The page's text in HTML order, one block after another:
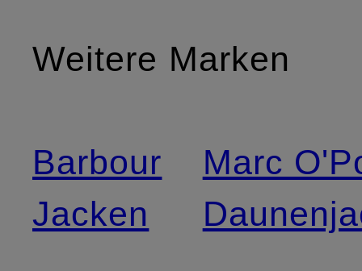
Weitere Marken
Barbour
Jacken
Marc